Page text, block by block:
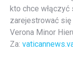
kto chce włączyć
zarejestrować się
Verona Minor
Za: